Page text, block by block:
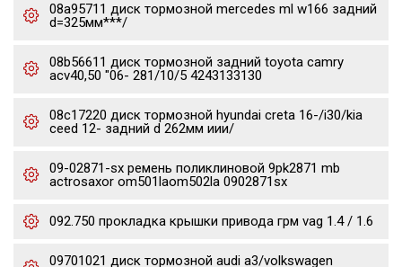
08a95711 диск тормозной mercedes ml w166 задний
d=325мм***/
08b56611 диск тормозной задний toyota camry
acv40,50 "06- 281/10/5 4243133130
08c17220 диск тормозной hyundai creta 16-/i30/kia
ceed 12- задний d 262мм иии/
09-02871-sx ремень поликлиновой 9pk2871 mb
actrosaxor om501laom502la 0902871sx
092.750 прокладка крышки привода грм vag 1.4 / 1.6
09701021 диск тормозной audi a3/volkswagen